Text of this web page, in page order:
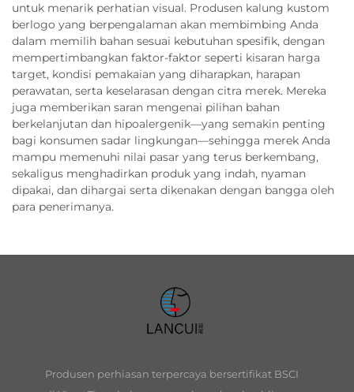
untuk menarik perhatian visual. Produsen kalung kustom
berlogo yang berpengalaman akan membimbing Anda
dalam memilih bahan sesuai kebutuhan spesifik, dengan
mempertimbangkan faktor-faktor seperti kisaran harga
target, kondisi pemakaian yang diharapkan, harapan
perawatan, serta keselarasan dengan citra merek. Mereka
juga memberikan saran mengenai pilihan bahan
berkelanjutan dan hipoalergenik—yang semakin penting
bagi konsumen sadar lingkungan—sehingga merek Anda
mampu memenuhi nilai pasar yang terus berkembang,
sekaligus menghadirkan produk yang indah, nyaman
dipakai, dan dihargai serta dikenakan dengan bangga oleh
para penerimanya.
Produsen perhiasan terpercaya bersertifikat BSCI